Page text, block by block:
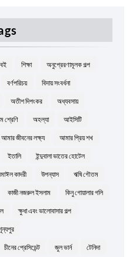
বই শিক্ষা অনুপ্রেরণামূলক গল্প
বর্ণপরিচয় বিদায় সংবর্ধনা
অতীশ দিপংকর অধ্যবসায়
শ্রেণি অহল্যা আইসিটি
আমার জীবনের লক্ষ্য আমার প্রিয় শখ
ইতালি ইন্দুবালা ভাতের হোটেল
কাদরী উপন্যাস ঋষি গৌতম
কাজী নজরুল ইসলাম কিনু গোয়ালার গলি
ক্ষুধা এবং ভালোবাসার গল্প
চীনের প্রেসিডেন্ট জুল ভার্ন টেনিদা